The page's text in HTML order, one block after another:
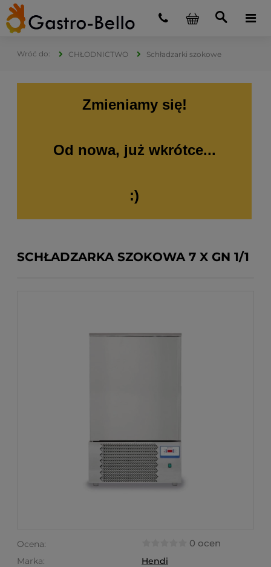
CHŁODNICTWO Schładzarki szokowe
Zmieniamy się!
Od nowa, już wkrótce...
:)
SCHŁADZARKA SZOKOWA 7 X GN 1/1
Ocena: 0 ocen
Marka:
Hendi